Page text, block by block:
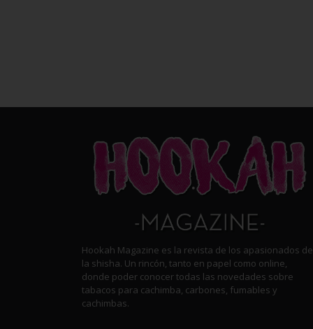
Hookah Magazine es la revista de los apasionados de
la shisha. Un rincón, tanto en papel como online,
donde poder conocer todas las novedades sobre
tabacos para cachimba, carbones, fumables y
cachimbas.